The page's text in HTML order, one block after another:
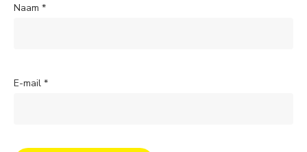
Naam *
E-mail *